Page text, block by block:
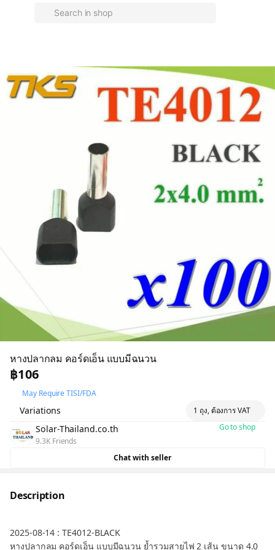
หางปลากลม คอร์ดเอ็น แบบมีฉนวน
฿106
May Require TISI/FDA
Variations 1 ถุง, ต้องการ VAT
Solar-Thailand.co.th
9.3K Friends
Go to shop
Chat with seller
Description
2025-08-14 : TE4012-BLACK
หางปลากลม คอร์ดเอ็น แบบมีฉนวน ย้ำรวมสายไฟ 2 เส้น ขนาด 4.0